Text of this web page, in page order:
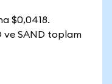
$0,0418.
ve SAND toplam